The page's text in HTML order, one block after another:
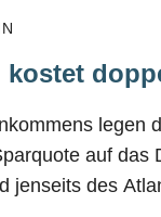
kostet
legen
auf das
jenseits des